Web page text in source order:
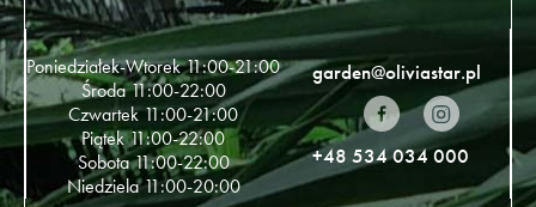
Poniedziałek-Wtorek 11:00-21:00
Środa 11:00-22:00
Czwartek 11:00-21:00
Piątek 11:00-22:00
Sobota 11:00-22:00
Niedziela 11:00-20:00
garden@oliviastar.pl
+48 534 034 000